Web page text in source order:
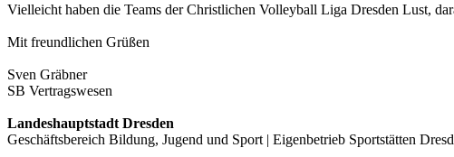
Vielleicht haben die Teams der Christlichen Volleyball Liga Dresden Lust,
Mit freundlichen Grüßen
Sven Gräbner
SB Vertragswesen
Landeshauptstadt Dresden
Geschäftsbereich Bildung, Jugend und Sport | Eigenbetrieb Sportstätten